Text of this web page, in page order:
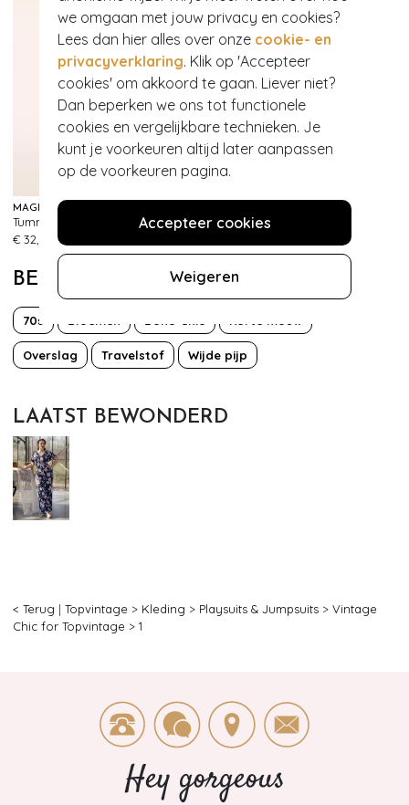
we omgaan met jouw privacy en cookies?
Lees dan hier alles over onze cookie- en
privacyverklaring. Klik op 'Accepteer
cookies' om akkoord te gaan. Liever niet?
Dan beperken we ons tot functionele
cookies en vergelijkbare technieken. Je
kunt je voorkeuren altijd later aanpassen
op de voorkeuren pagina.
Accepteer cookies
Weigeren
MAGIC BODYFASHION
Tummy Shaper Lace Slip in Zwart
€ 32,95
328
BEKIJK MEER VAN
70s
Overslag Travelstof Wijde pijp
LAATST BEWONDERD
< Terug | Topvintage > Kleding > Playsuits & Jumpsuits > Vintage
Chic for Topvintage > 1
Hey gorgeous